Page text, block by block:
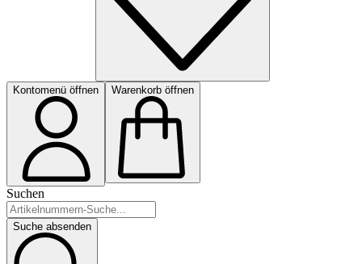
Kontomenü öffnen Warenkorb öffnen
Suchen
Suche absenden